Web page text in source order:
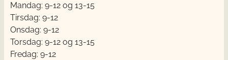
Mandag: 9-12 og 13-15
Tirsdag: 9-12
Onsdag: 9-12
Torsdag: 9-12 og 13-15
Fredag: 9-12